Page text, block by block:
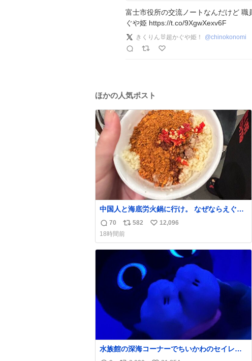
富士市役所の交流ノートなんだけど
ぐや姫 https://t.co/9XgwXexv6F
きくりん🐰超かぐや姫！ @chinokonomi
ほかの人気ポスト
中国人と海底労火鍋に行け。 なぜならえぐい
調合して美味しすぎる ソースを作ってくれる
から。
返
信
数
70
リ
ポ
ス
数
582
い
ね
12,096
18時間前
水族館の深海コーナーでちいかわのセイレー
ンぬい取り出したら目光っててビビりました